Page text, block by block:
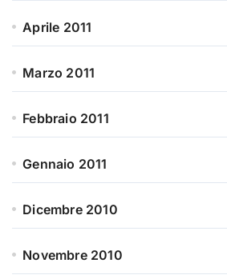
Aprile 2011
Marzo 2011
Febbraio 2011
Gennaio 2011
Dicembre 2010
Novembre 2010